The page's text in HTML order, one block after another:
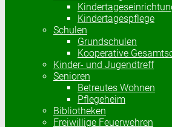
Kindertagespflege
Schulen
Grundschulen
Kooperative
Kinder- und Jugendtreff
Senioren
Betreutes Wohnen
Pflegeheim
Bibliotheken
Freiwillige Feuerwehren